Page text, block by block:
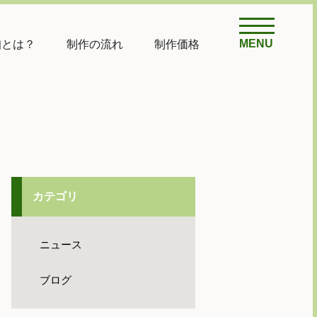
MENU
は？ 制作の流れ 制作価格
カテゴリ
ニュース
ブログ